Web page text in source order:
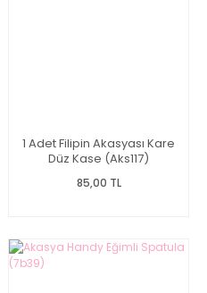
1 Adet Filipin Akasyası Kare
Düz Kase (Aks117)
85,00 TL